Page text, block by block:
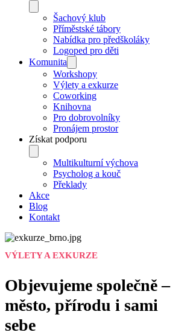
Šachový klub
Příměstské tábory
Nabídka pro předškoláky
Logoped pro děti
Komunita
Workshopy
Výlety a exkurze
Coworking
Knihovna
Pro dobrovolníky
Pronájem prostor
Získat podporu
Multikulturní výchova
Psycholog a kouč
Překlady
Akce
Blog
Kontakt
VÝLETY A EXKURZE
Objevujeme společně –
město, přírodu i sami
sebe